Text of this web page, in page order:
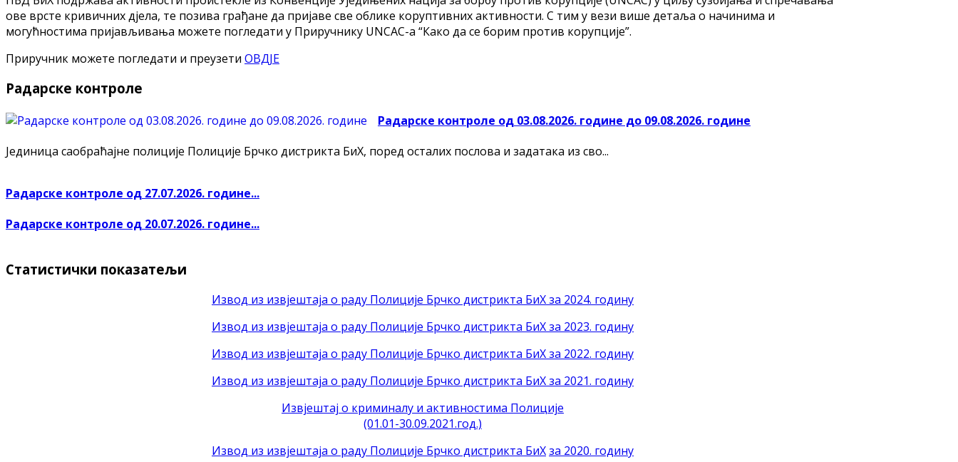
ове врсте кривичних дјела, те позива грађане да пријаве све облике коруптивних активности. С тим у вези више детаља о начинима и
могућностима пријављивања можете погледати у Приручнику UNCAC-а “Како да се борим против корупције”.
Приручник можете погледати и преузети ОВДЈЕ
Радарске контроле
Радарске контроле од 03.08.2026. године до 09.08.2026. године
Јединица саобраћајне полиције Полиције Брчко дистрикта БиХ, поред осталих послова и задатака из сво...
Радарске контроле од 27.07.2026. године...
Радарске контроле од 20.07.2026. године...
Статистички показатељи
Извод из извјештаја о раду Полиције Брчко дистрикта БиХ за 2024. годину
Извод из извјештаја о раду Полиције Брчко дистрикта БиХ за 2023. годину
Извод из извјештаја о раду Полиције Брчко дистрикта БиХ за 2022. годину
Извод из извјештаја о раду Полиције Брчко дистрикта БиХ за 2021. годину
Извјештај о криминалу и активностима Полиције
(01.01-30.09.2021.год.)
Извод из извјештаја о раду Полиције Брчко дистрикта БиХза 2020. годину